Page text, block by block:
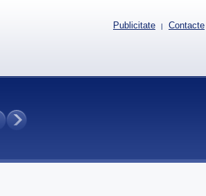
Publicitate | Contacte